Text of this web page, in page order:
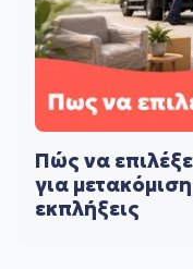
Πώς να
για
εκπλήξεις